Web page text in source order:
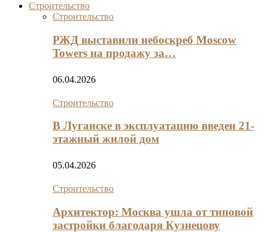
Строительство
Строительство
РЖД выставили небоскреб Moscow
Towers на продажу за…
06.04.2026
Строительство
В Луганске в эксплуатацию введен 21-
этажный жилой дом
05.04.2026
Строительство
Архитектор: Москва ушла от типовой
застройки благодаря Кузнецову